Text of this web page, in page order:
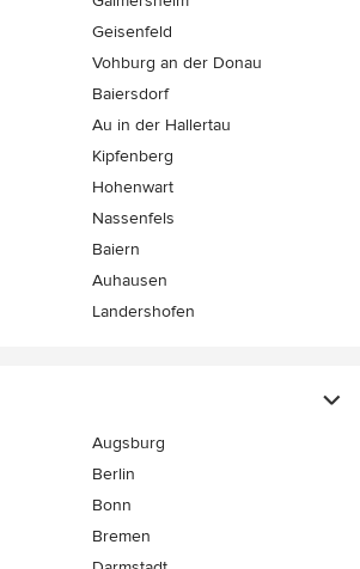
Geisenfeld
Vohburg an der Donau
Baiersdorf
Au in der Hallertau
Kipfenberg
Hohenwart
Nassenfels
Baiern
Auhausen
Landershofen
Augsburg
Berlin
Bonn
Bremen